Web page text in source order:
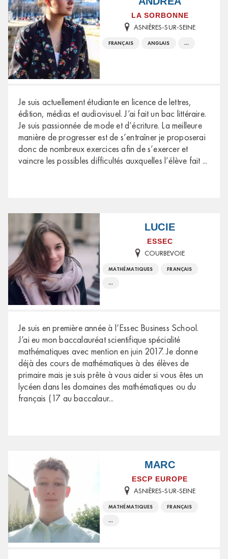
LA SORBONNE
ASNIÈRES-SUR-SEINE
FRANÇAIS ANGLAIS ...
Je suis actuellement étudiante en licence de lettres,
édition, médias et audiovisuel. J’ai fait un bac littéraire.
Je suis passionnée de mode et d’écriture. La meilleure
manière de progresser est de s’entraîner je proposerai
donc de nombreux exercices afin de s’exercer et
vaincre les possibles difficultés auxquelles l’élève fait ...
LUCIE
ESSEC
COURBEVOIE
MATHÉMATIQUES FRANÇAIS
...
Je suis en première année à l’Essec Business School.
J’ai eu mon baccalauréat scientifique spécialité
mathématiques avec mention en juin 2017. Je donne
déjà des cours de mathématiques à des élèves de
primaire mais je suis prête à vous aider si vous êtes un
lycéen dans les domaines des mathématiques ou du
français (17 au baccalaur...
MARC
ESCP EUROPE
ASNIÈRES-SUR-SEINE
MATHÉMATIQUES FRANÇAIS
...